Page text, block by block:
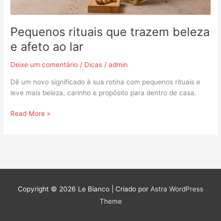
Pequenos rituais que trazem beleza
e afeto ao lar
Deixe um comentário / Dicas /admin
Dê um novo significado à sua rotina com pequenos rituais e
leve mais beleza, carinho e propósito para dentro de casa.
Read More »
Copyright © 2026 Le Bianco | Criado por Astra WordPress
Theme